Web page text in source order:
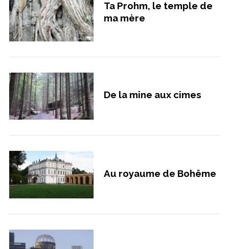
Ta Prohm, le temple de
ma mère
De la mine aux cimes
Au royaume de Bohême